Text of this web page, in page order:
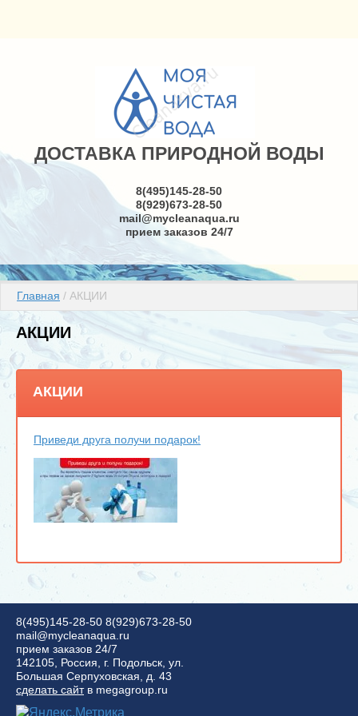
ДОСТАВКА ПРИРОДНОЙ ВОДЫ
8(495)145-28-50
8(929)673-28-50
mail@mycleanaqua.ru
прием заказов 24/7
Главная / АКЦИИ
АКЦИИ
АКЦИИ
Приведи друга получи подарок!
8(495)145-28-50 8(929)673-28-50
mail@mycleanaqua.ru
прием заказов 24/7
142105, Россия, г. Подольск, ул.
Большая Серпуховская, д. 43
сделать сайтв megagroup.ru